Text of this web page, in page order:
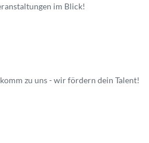
im Blick!
zu uns - wir fördern dein Talent!